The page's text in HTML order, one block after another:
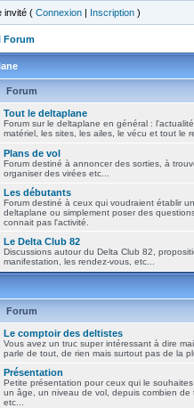
invité ( Connexion | Inscription )
Forum
Forum
Tout le deltaplane
Forum sur le deltaplane en général :
matériel, les sites, les ailes, le vécu et tout le
Plans de vol
Forum destiné à annoncer des sorties, à
organiser des virées etc...
Les débutants
Forum destiné à ceux qui voudraient établir
deltaplane ou simplement poser des
connait pas l'activité.
Le Delta Club 82
Discussions autour du Delta Club 82,
manifestation, les rendez-vous, etc...
Forum
Le comptoir des deltistes
Vous avez un truc super intéressant à dire
parle de tout, de rien mais surtout pas de la
Présentation
Petite présentation pour ceux qui le
un âge, un niveau de vol, depuis combien de
etc...